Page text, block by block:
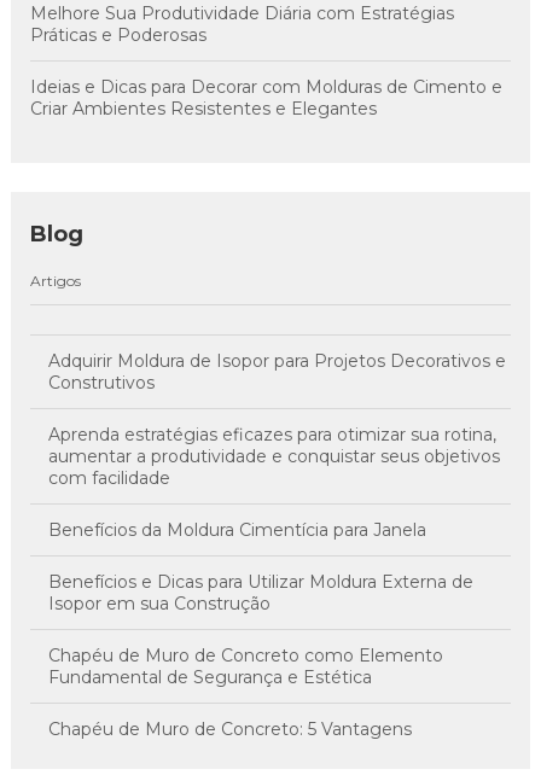
Melhore Sua Produtividade Diária com Estratégias
Práticas e Poderosas
Ideias e Dicas para Decorar com Molduras de Cimento e
Criar Ambientes Resistentes e Elegantes
Blog
Artigos
Adquirir Moldura de Isopor para Projetos Decorativos e
Construtivos
Aprenda estratégias eficazes para otimizar sua rotina,
aumentar a produtividade e conquistar seus objetivos
com facilidade
Benefícios da Moldura Cimentícia para Janela
Benefícios e Dicas para Utilizar Moldura Externa de
Isopor em sua Construção
Chapéu de Muro de Concreto como Elemento
Fundamental de Segurança e Estética
Chapéu de Muro de Concreto: 5 Vantagens